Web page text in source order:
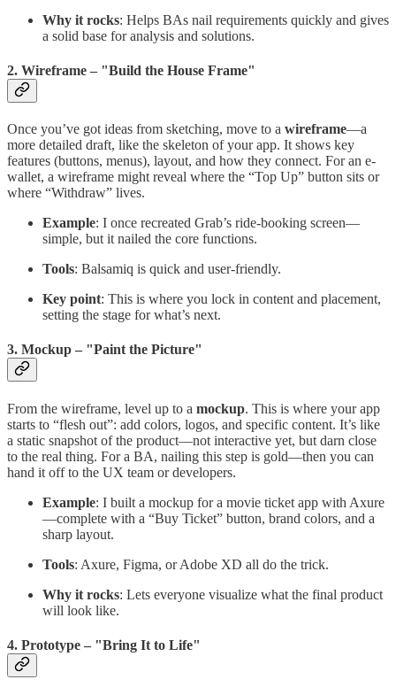
Why it rocks: Helps BAs nail requirements quickly and gives
a solid base for analysis and solutions.
2. Wireframe – "Build the House Frame"
Once you’ve got ideas from sketching, move to a wireframe—a
more detailed draft, like the skeleton of your app. It shows key
features (buttons, menus), layout, and how they connect. For an e-
wallet, a wireframe might reveal where the “Top Up” button sits or
where “Withdraw” lives.
Example: I once recreated Grab’s ride-booking screen—
simple, but it nailed the core functions.
Tools: Balsamiq is quick and user-friendly.
Key point: This is where you lock in content and placement,
setting the stage for what’s next.
3. Mockup – "Paint the Picture"
From the wireframe, level up to a mockup. This is where your app
starts to “flesh out”: add colors, logos, and specific content. It’s like
a static snapshot of the product—not interactive yet, but darn close
to the real thing. For a BA, nailing this step is gold—then you can
hand it off to the UX team or developers.
Example: I built a mockup for a movie ticket app with Axure
—complete with a “Buy Ticket” button, brand colors, and a
sharp layout.
Tools: Axure, Figma, or Adobe XD all do the trick.
Why it rocks: Lets everyone visualize what the final product
will look like.
4. Prototype – "Bring It to Life"